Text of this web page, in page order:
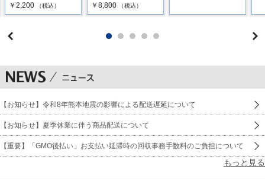
￥2,200 （税込）
￥8,800
（税込）
【お知らせ】令和8年熊本地震の影響による配送遅延について
【お知らせ】夏季休業に伴う商品配送について
【重要】「GMO後払い」お支払い延滞時の回収事務手数料のご負担について
もっと見る